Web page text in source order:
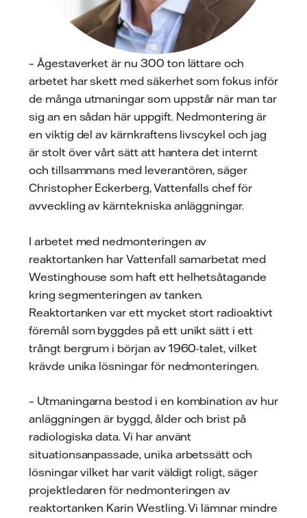
– Ågestaverket är nu 300 ton lättare och
arbetet har skett med säkerhet som fokus inför
de många utmaningar som uppstår när man tar
sig an en sådan här uppgift. Nedmontering är
en viktig del av kärnkraftens livscykel och jag
är stolt över vårt sätt att hantera det internt
och tillsammans med leverantören, säger
Christopher Eckerberg, Vattenfalls chef för
avveckling av kärntekniska anläggningar.
I arbetet med nedmonteringen av
reaktortanken har Vattenfall samarbetat med
Westinghouse som haft ett helhetsåtagande
kring segmenteringen av tanken.
Reaktortanken var ett mycket stort radioaktivt
föremål som byggdes på ett unikt sätt i ett
trångt bergrum i början av 1960-talet, vilket
krävde unika lösningar för nedmonteringen.
– Utmaningarna bestod i en kombination av hur
anläggningen är byggd, ålder och brist på
radiologiska data. Vi har använt
situationsanpassade, unika arbetssätt och
lösningar vilket har varit väldigt roligt, säger
projektledaren för nedmonteringen av
reaktortanken Karin Westling. Vi lämnar mindre